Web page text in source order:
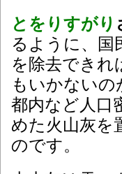
とをりすがり
るように、国
を除去できれ
もいかないの
都内など人口
めた火山灰を
のです。